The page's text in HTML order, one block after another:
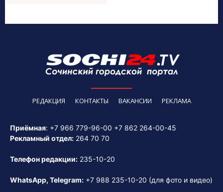
РЕДАКЦИЯ КОНТАКТЫ ВАКАНСИИ РЕКЛАМА
Приёмная: +7 966 779-96-00 +7 862 264-00-45
Рекламный отдел: 264 70 70
Телефон редакции: 235-10-20
WhatsApp, Telegram: +7 988 235-10-20 (для фото и видео)